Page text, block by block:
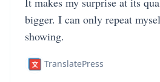
bigger. I can only repeat
showing.
TranslatePress